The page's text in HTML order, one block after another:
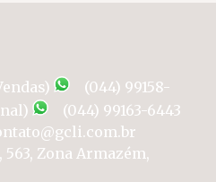
(044) 99158-
(044) 99163-6443
, 563, Zona Armazém,